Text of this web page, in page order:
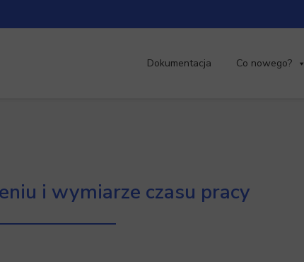
Dokumentacja Co nowego?
i wymiarze czasu pracy